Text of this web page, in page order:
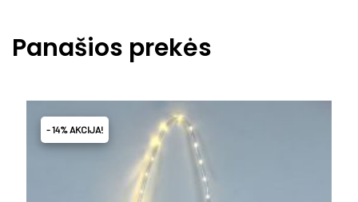
Panašios prekės
- 14% AKCIJA!